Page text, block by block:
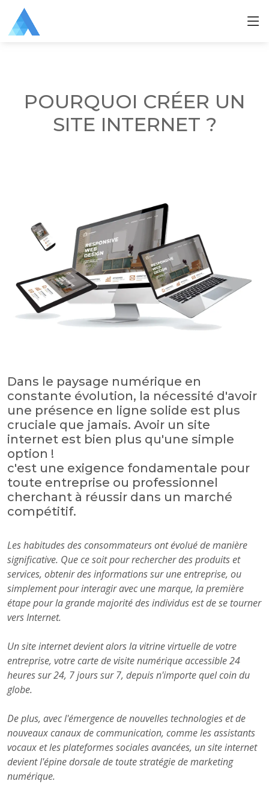
POURQUOI CRÉER UN
SITE INTERNET ?
Dans le paysage numérique en
constante évolution, la nécessité d'avoir
une présence en ligne solide est plus
cruciale que jamais. Avoir un site
internet est bien plus qu'une simple
option !
c'est une exigence fondamentale pour
toute entreprise ou professionnel
cherchant à réussir dans un marché
compétitif.
Les habitudes des consommateurs ont évolué de manière
significative. Que ce soit pour rechercher des produits et
services, obtenir des informations sur une entreprise, ou
simplement pour interagir avec une marque, la première
étape pour la grande majorité des individus est de se tourner
vers Internet.
Un site internet devient alors la vitrine virtuelle de votre
entreprise, votre carte de visite numérique accessible 24
heures sur 24, 7 jours sur 7, depuis n'importe quel coin du
globe.
De plus, avec l'émergence de nouvelles technologies et de
nouveaux canaux de communication, comme les assistants
vocaux et les plateformes sociales avancées, un site internet
devient l'épine dorsale de toute stratégie de marketing
numérique.